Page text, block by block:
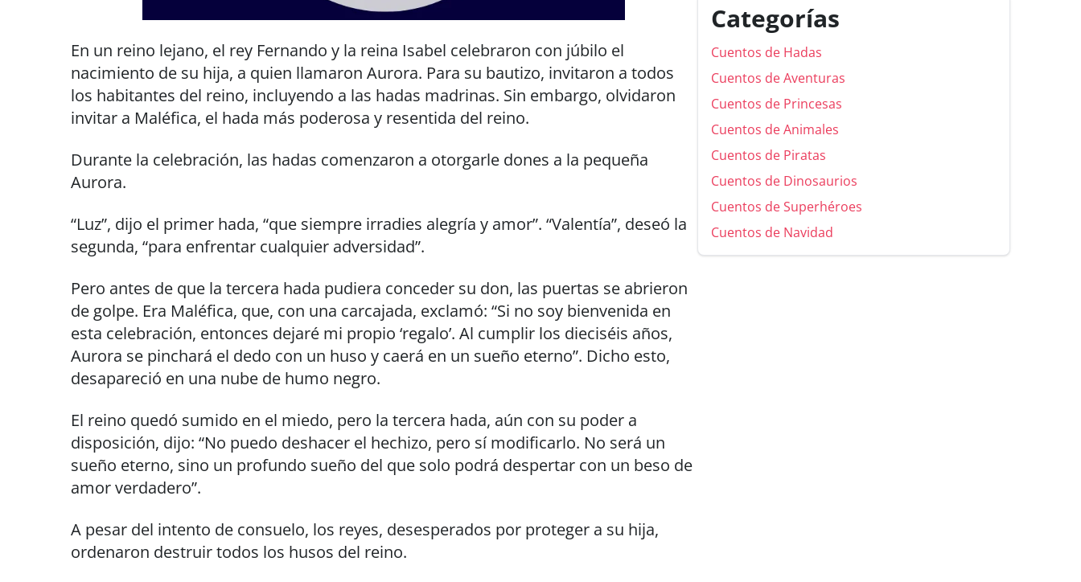
En un reino lejano, el rey Fernando y la reina Isabel celebraron con júbilo el
nacimiento de su hija, a quien llamaron Aurora. Para su bautizo, invitaron a todos
los habitantes del reino, incluyendo a las hadas madrinas. Sin embargo, olvidaron
invitar a Maléfica, el hada más poderosa y resentida del reino.
Durante la celebración, las hadas comenzaron a otorgarle dones a la pequeña
Aurora.
“Luz”, dijo el primer hada, “que siempre irradies alegría y amor”. “Valentía”, deseó la
segunda, “para enfrentar cualquier adversidad”.
Pero antes de que la tercera hada pudiera conceder su don, las puertas se abrieron
de golpe. Era Maléfica, que, con una carcajada, exclamó: “Si no soy bienvenida en
esta celebración, entonces dejaré mi propio ‘regalo’. Al cumplir los dieciséis años,
Aurora se pinchará el dedo con un huso y caerá en un sueño eterno”. Dicho esto,
desapareció en una nube de humo negro.
El reino quedó sumido en el miedo, pero la tercera hada, aún con su poder a
disposición, dijo: “No puedo deshacer el hechizo, pero sí modificarlo. No será un
sueño eterno, sino un profundo sueño del que solo podrá despertar con un beso de
amor verdadero”.
A pesar del intento de consuelo, los reyes, desesperados por proteger a su hija,
ordenaron destruir todos los husos del reino.
Categorías
Cuentos de Hadas
Cuentos de Aventuras
Cuentos de Princesas
Cuentos de Animales
Cuentos de Piratas
Cuentos de Dinosaurios
Cuentos de Superhéroes
Cuentos de Navidad